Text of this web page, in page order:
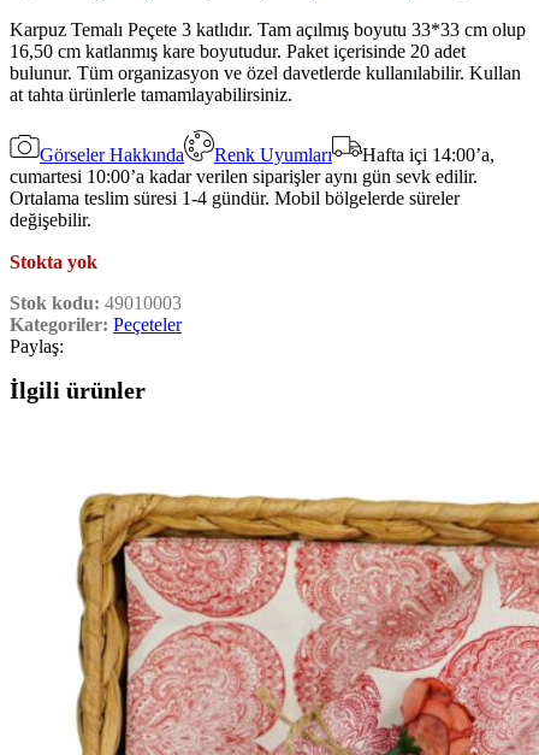
Karpuz Temalı Peçete 3 katlıdır. Tam açılmış boyutu 33*33 cm olup
16,50 cm katlanmış kare boyutudur. Paket içerisinde 20 adet
bulunur. Tüm organizasyon ve özel davetlerde kullanılabilir. Kullan
at tahta ürünlerle tamamlayabilirsiniz.
Görseler Hakkında Renk Uyumları
Hafta içi 14:00’a,
cumartesi 10:00’a kadar verilen siparişler aynı gün sevk edilir.
Ortalama teslim süresi 1-4 gündür. Mobil bölgelerde süreler
değişebilir.
Stokta yok
Stok kodu: 49010003
Kategoriler: Peçeteler
Paylaş:
İlgili ürünler